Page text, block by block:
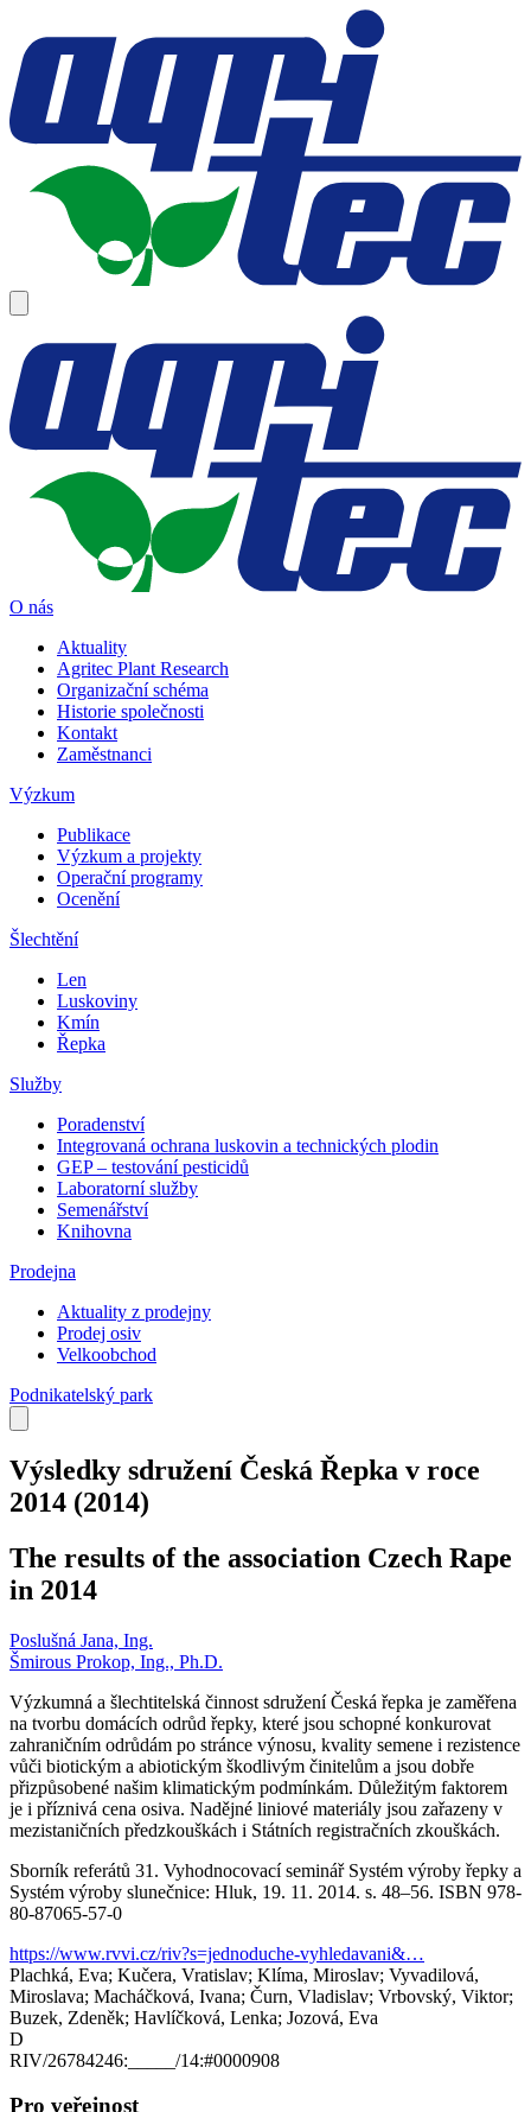
O nás
Aktuality
Agritec Plant Research
Organizační schéma
Historie společnosti
Kontakt
Zaměstnanci
Výzkum
Publikace
Výzkum a projekty
Operační programy
Ocenění
Šlechtění
Len
Luskoviny
Kmín
Řepka
Služby
Poradenství
Integrovaná ochrana luskovin a technických plodin
GEP – testování pesticidů
Laboratorní služby
Semenářství
Knihovna
Prodejna
Aktuality z prodejny
Prodej osiv
Velkoobchod
Podnikatelský park
Výsledky sdružení Česká Řepka v roce
2014 (2014)
The results of the association Czech Rape
in 2014
Poslušná Jana, Ing.
Šmirous Prokop, Ing., Ph.D.
Výzkumná a šlechtitelská činnost sdružení Česká řepka je zaměřena
na tvorbu domácích odrůd řepky, které jsou schopné konkurovat
zahraničním odrůdám po stránce výnosu, kvality semene i rezistence
vůči biotickým a abiotickým škodlivým činitelům a jsou dobře
přizpůsobené našim klimatickým podmínkám. Důležitým faktorem
je i příznivá cena osiva. Nadějné liniové materiály jsou zařazeny v
mezistaničních předzkouškách i Státních registračních zkouškách.
Sborník referátů 31. Vyhodnocovací seminář Systém výroby řepky a
Systém výroby slunečnice: Hluk, 19. 11. 2014. s. 48–56. ISBN 978-
80-87065-57-0
https://www.rvvi.cz/riv?s=jednoduche-vyhledavani&…
Plachká, Eva; Kučera, Vratislav; Klíma, Miroslav; Vyvadilová,
Miroslava; Macháčková, Ivana; Čurn, Vladislav; Vrbovský, Viktor;
Buzek, Zdeněk; Havlíčková, Lenka; Jozová, Eva
D
RIV/26784246:_____/14:#0000908
Pro veřejnost